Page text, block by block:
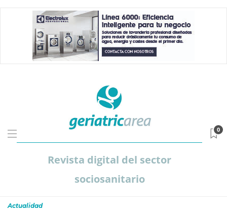
Revista digital del sector
sociosanitario
0
Actualidad